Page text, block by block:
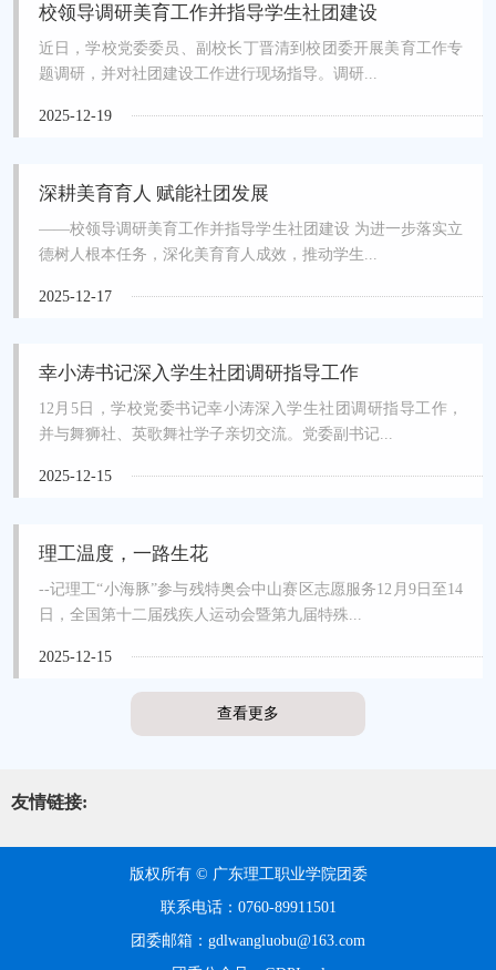
校领导调研美育工作并指导学生社团建设
近日，学校党委委员、副校长丁晋清到校团委开展美育工作专
题调研，并对社团建设工作进行现场指导。调研...
2025-12-19
深耕美育育人 赋能社团发展
——校领导调研美育工作并指导学生社团建设 为进一步落实立
德树人根本任务，深化美育育人成效，推动学生...
2025-12-17
幸小涛书记深入学生社团调研指导工作
12月5日，学校党委书记幸小涛深入学生社团调研指导工作，
并与舞狮社、英歌舞社学子亲切交流。党委副书记...
2025-12-15
理工温度，一路生花
--记理工“小海豚”参与残特奥会中山赛区志愿服务12月9日至14
日，全国第十二届残疾人运动会暨第九届特殊...
2025-12-15
查看更多
友情链接:
版权所有 © 广东理工职业学院团委
联系电话：0760-89911501
团委邮箱：gdlwangluobu@163.com